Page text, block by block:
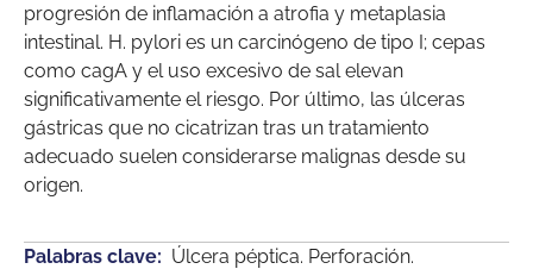
progresión de inflamación a atrofia y metaplasia
intestinal. H. pylori es un carcinógeno de tipo I; cepas
como cagA y el uso excesivo de sal elevan
significativamente el riesgo. Por último, las úlceras
gástricas que no cicatrizan tras un tratamiento
adecuado suelen considerarse malignas desde su
origen.
Palabras clave: Úlcera péptica. Perforación.